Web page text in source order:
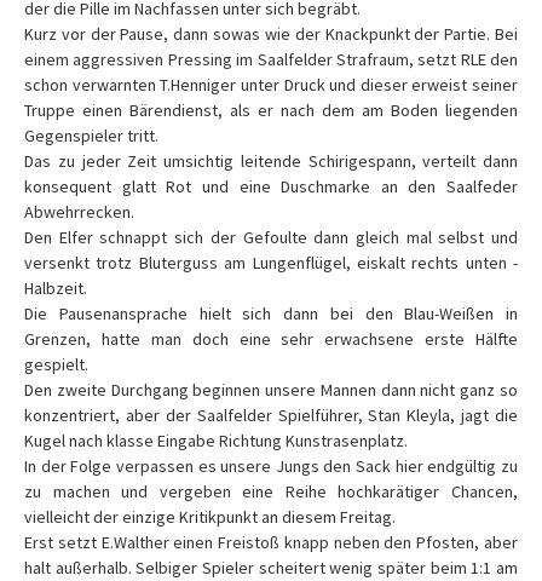
der die Pille im Nachfassen unter sich begräbt.
Kurz vor der Pause, dann sowas wie der Knackpunkt der Partie. Bei
einem aggressiven Pressing im Saalfelder Strafraum, setzt RLE den
schon verwarnten T.Henniger unter Druck und dieser erweist seiner
Truppe einen Bärendienst, als er nach dem am Boden liegenden
Gegenspieler tritt.
Das zu jeder Zeit umsichtig leitende Schirigespann, verteilt dann
konsequent glatt Rot und eine Duschmarke an den Saalfeder
Abwehrrecken.
Den Elfer schnappt sich der Gefoulte dann gleich mal selbst und
versenkt trotz Bluterguss am Lungenflügel, eiskalt rechts unten -
Halbzeit.
Die Pausenansprache hielt sich dann bei den Blau-Weißen in
Grenzen, hatte man doch eine sehr erwachsene erste Hälfte
gespielt.
Den zweite Durchgang beginnen unsere Mannen dann nicht ganz so
konzentriert, aber der Saalfelder Spielführer, Stan Kleyla, jagt die
Kugel nach klasse Eingabe Richtung Kunstrasenplatz.
In der Folge verpassen es unsere Jungs den Sack hier endgültig zu
zu machen und vergeben eine Reihe hochkarätiger Chancen,
vielleicht der einzige Kritikpunkt an diesem Freitag.
Erst setzt E.Walther einen Freistoß knapp neben den Pfosten, aber
halt außerhalb. Selbiger Spieler scheitert wenig später beim 1:1 am